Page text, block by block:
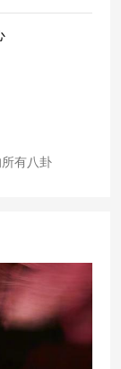
台新银行公益
设计奖”中，
有八卦